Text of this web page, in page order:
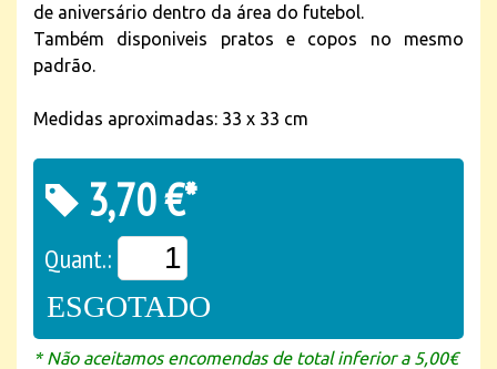
de aniversário dentro da área do futebol.
Também disponiveis pratos e copos no mesmo
padrão.
Medidas aproximadas: 33 x 33 cm
3,70 €*
Quant.:
ESGOTADO
* Não aceitamos encomendas de total inferior a 5,00€